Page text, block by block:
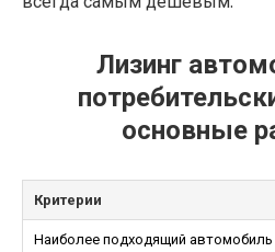
Лизинг
основные
Критерии
Наиболее подходящий автомобиль